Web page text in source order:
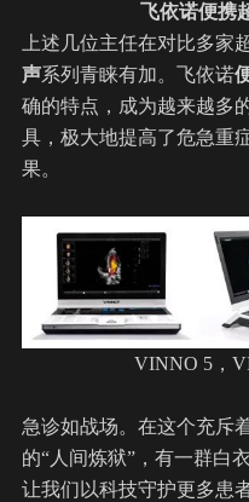
飞依诺便携
上述几位主任在对比多家
声系列青睐有加。飞依诺
确的特点，成为越来越多
具，极大地提高了危急重
果。
VINNO 5，
急诊如战场。在这个充斥
的“人间炼狱”，有一群白
让我们以科技守护更多患